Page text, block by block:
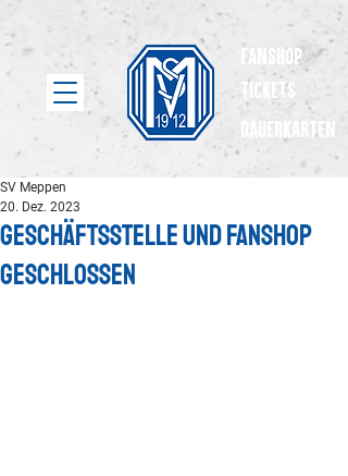
Fanshop
Tickets
dauerkarten
Geschäftsstelle und Fanshop
geschlossen
SV Meppen
20. Dez. 2023